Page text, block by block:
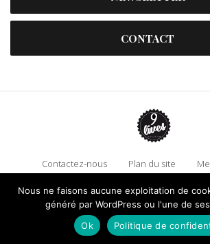
CONTACT
Contactez-nous Plan du site
Politique de confidentialité
Faire un don !
Nous ne faisons aucune exploitation de
généré par WordPress ou l'une de
Ok
Politique de